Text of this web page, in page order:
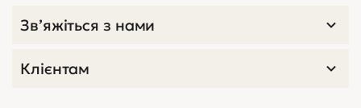
Зв’яжіться з нами
Клієнтам